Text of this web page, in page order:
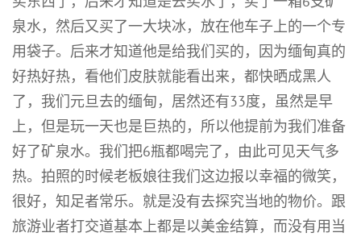
泉水，然后又买了一大块冰，放在他车子上的一个专
用袋子。后来才知道他是给我们买的，因为缅甸真的
好热好热，看他们皮肤就能看出来，都快晒成黑人
了，我们元旦去的缅甸，居然还有33度，虽然是早
上，但是玩一天也是巨热的，所以他提前为我们准备
好了矿泉水。我们把6瓶都喝完了，由此可见天气多
热。拍照的时候老板娘往我们这边报以幸福的微笑，
很好，知足者常乐。就是没有去探究当地的物价。跟
旅游业者打交道基本上都是以美金结算，而没有用当